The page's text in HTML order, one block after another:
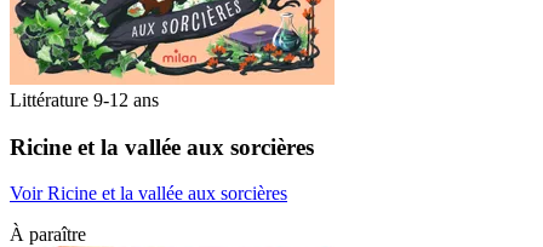
Littérature 9-12 ans
Ricine et la vallée aux sorcières
Voir Ricine et la vallée aux sorcières
À paraître